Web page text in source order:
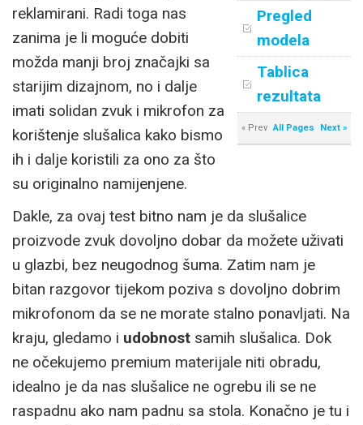
Pregled
modela
Tablica
rezultata
« Prev All Pages Next »
reklamirani. Radi toga nas
zanima je li moguće dobiti
možda manji broj značajki sa
starijim dizajnom, no i dalje
imati solidan zvuk i mikrofon za
korištenje slušalica kako bismo
ih i dalje koristili za ono za što
su originalno namijenjene.
Dakle, za ovaj test bitno nam je da slušalice
proizvode zvuk dovoljno dobar da možete uživati
u glazbi, bez neugodnog šuma. Zatim nam je
bitan razgovor tijekom poziva s dovoljno dobrim
mikrofonom da se ne morate stalno ponavljati. Na
kraju, gledamo i udobnost samih slušalica. Dok
ne očekujemo premium materijale niti obradu,
idealno je da nas slušalice ne ogrebu ili se ne
raspadnu ako nam padnu sa stola. Konačno je tu i